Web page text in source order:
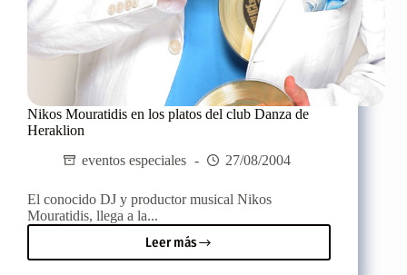
Nikos Mouratidis en los platos del club Danza de
Heraklion
eventos especiales
27/08/2004
El conocido DJ y productor musical Nikos
Mouratidis, llega a la...
Leer más
Nikos
Mouratidis